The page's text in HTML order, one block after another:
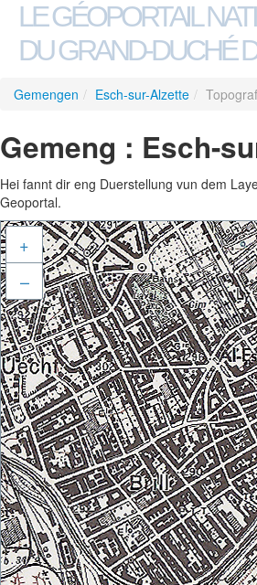
LE GÉOPORTAIL
DU GRAND-DUCHÉ
Gemengen / Esch-sur-Alzette /
Gemeng : Esch-
Hei fannt dir eng Duerstellung vun dem
Geoportal.
+
–